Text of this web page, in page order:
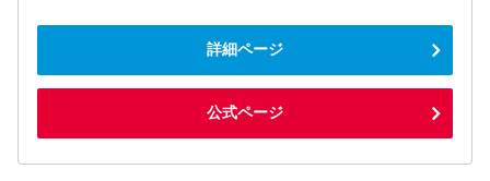
詳細ページ
公式ページ